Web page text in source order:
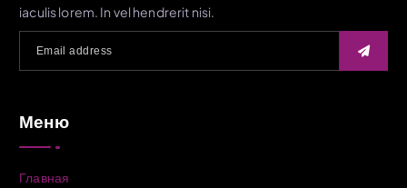
iaculis lorem. In vel hendrerit nisi.
Меню
Главная